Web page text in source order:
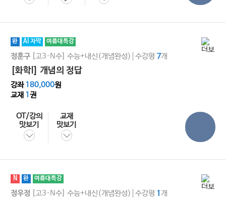
완 AI 자막 여름대특강
정훈구 [고3·N수] 수능+내신(개념완성) 수강평 7개
[화학I] 개념의 정답
강좌180,000원
교재 1 권
OT/강의
맛보기
교재
맛보기
N 완 여름대특강
정우정 [고3·N수] 수능+내신(개념완성) 수강평 1 개